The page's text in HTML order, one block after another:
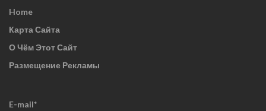
Home
Карта Сайта
О Чём Этот Сайт
Размещение Рекламы
E-mail*